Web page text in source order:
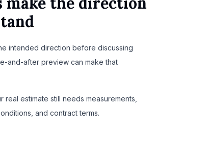
intended direction before discussing
and-after preview can make that
real estimate still needs measurements,
and contract terms.